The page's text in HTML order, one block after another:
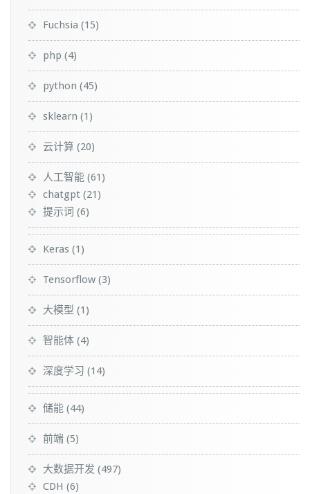
Fuchsia (15)
php (4)
python (45)
sklearn (1)
云计算 (20)
人工智能 (61)
chatgpt (21)
提示词 (6)
Keras (1)
Tensorflow (3)
大模型 (1)
智能体 (4)
深度学习 (14)
储能 (44)
前端 (5)
大数据开发 (497)
CDH (6)